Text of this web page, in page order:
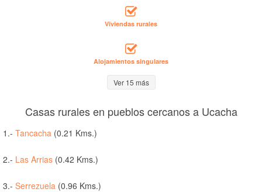
Viviendas rurales
Alojamientos singulares
Ver 15 más
Casas rurales en pueblos cercanos a Ucacha
1.- Tancacha (0.21 Kms.)
2.- Las Arrias (0.42 Kms.)
3.- Serrezuela (0.96 Kms.)